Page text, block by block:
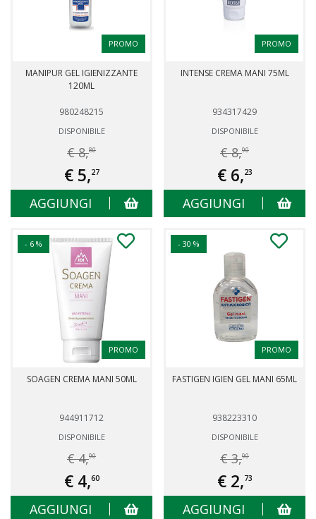
PROMO
MANIPUR GEL IGIENIZZANTE
120ML
980248215
DISPONIBILE
€ 8,80
€ 5,27
AGGIUNGI
PROMO
INTENSE CREMA MANI 75ML
934317429
DISPONIBILE
€ 8,90
€ 6,23
AGGIUNGI
- 6 %
PROMO
SOAGEN CREMA MANI 50ML
944911712
DISPONIBILE
€ 4,90
€ 4,60
AGGIUNGI
- 30 %
PROMO
FASTIGEN IGIEN GEL MANI 65ML
938223310
DISPONIBILE
€ 3,90
€ 2,73
AGGIUNGI